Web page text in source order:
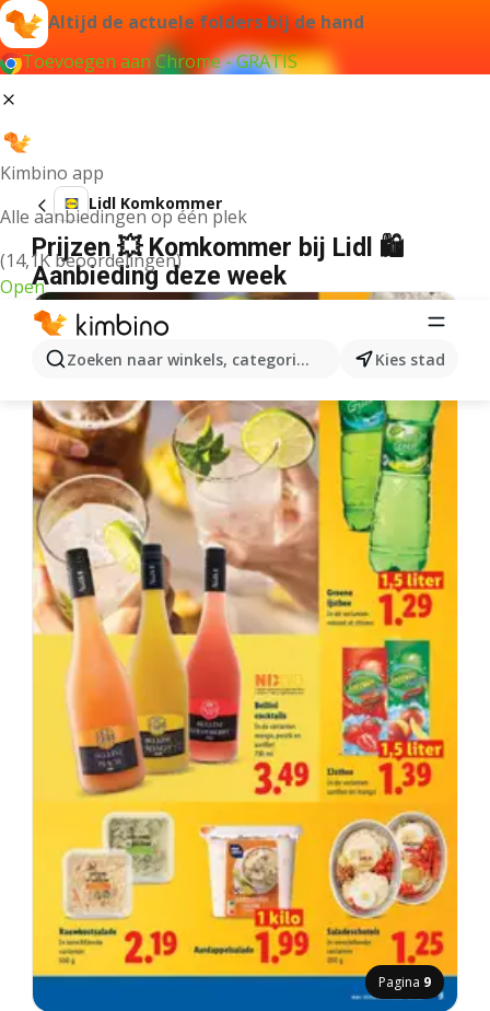
Altijd de actuele folders bij de hand
Toevoegen aan Chrome - GRATIS
Kimbino app
Alle aanbiedingen op één plek
(14,1K beoordelingen)
Open
Zoeken naar winkels, categorieën, producten...
Kies stad
Lidl Komkommer
Prijzen 💥 Komkommer bij Lidl 🛍️
Aanbieding deze week
Pagina 9